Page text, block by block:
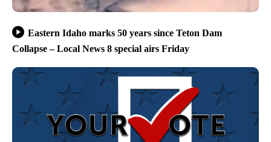
Eastern Idaho marks 50 years since Teton Dam
Collapse – Local News 8 special airs Friday